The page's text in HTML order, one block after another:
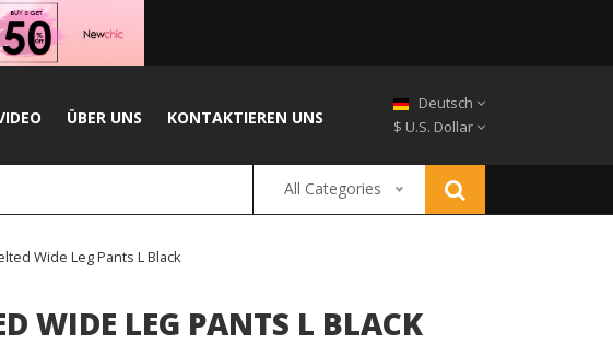
ÜBER UNS KONTAKTIEREN UNS
Deutsch
$ U.S. Dollar
All Categories
Wide Leg Pants L Black
WIDE LEG PANTS L BLACK